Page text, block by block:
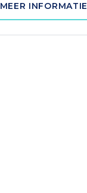
MEER INFORMATIE